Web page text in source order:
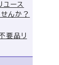
ユース
せんか？
要品リ